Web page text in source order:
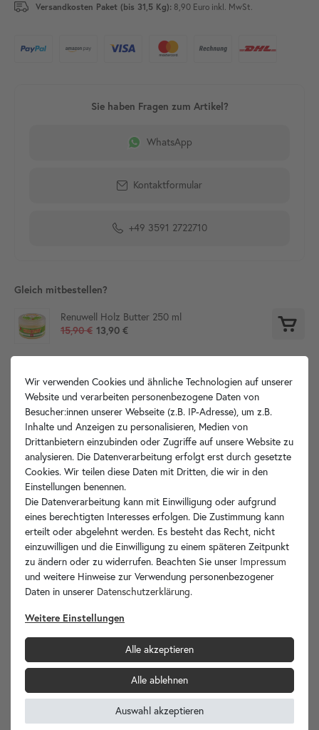
Versandkosten Paket (bis 31,5 Kg): 8,90 Euro inkl. MwSt.
WhatsApp
Kontaktformular
+49 3591 2722710
Gleich mitbestellen?
Renuwell Holz Butter 250 ml
15,90 € 13,90 €
Produktdetails
Artikelbeschreibung
Produktvideos
Hersteller-Info
Ihre Vorteile
wohnfreuden.de -
Ihr Spezialist für Waschbecken Unikate!
Wir verwenden Cookies und ähnliche Technologien auf unserer
Website und verarbeiten personenbezogene Daten von
Besucher:innen unserer Webseite (z.B. IP-Adresse), um z.B.
Inhalte und Anzeigen zu personalisieren, Medien von
Drittanbietern einzubinden oder Zugriffe auf unsere Website zu
analysieren. Die Datenverarbeitung erfolgt erst durch gesetzte
Cookies. Wir teilen diese Daten mit Dritten, die wir in den
Einstellungen benennen.
Die Datenverarbeitung kann mit Einwilligung oder aufgrund
eines berechtigten Interesses erfolgen. Die Zustimmung kann
erteilt oder abgelehnt werden. Es besteht das Recht, nicht
einzuwilligen und die Einwilligung zu einem späteren Zeitpunkt
zu ändern oder zu widerrufen. Beachten Sie unser Impressum
und weitere Hinweise zur Verwendung personenbezogener
Daten in unserer Daten­schutz­erklärung.
Weitere Einstellungen
Alle akzeptieren
Alle ablehnen
Auswahl akzeptieren